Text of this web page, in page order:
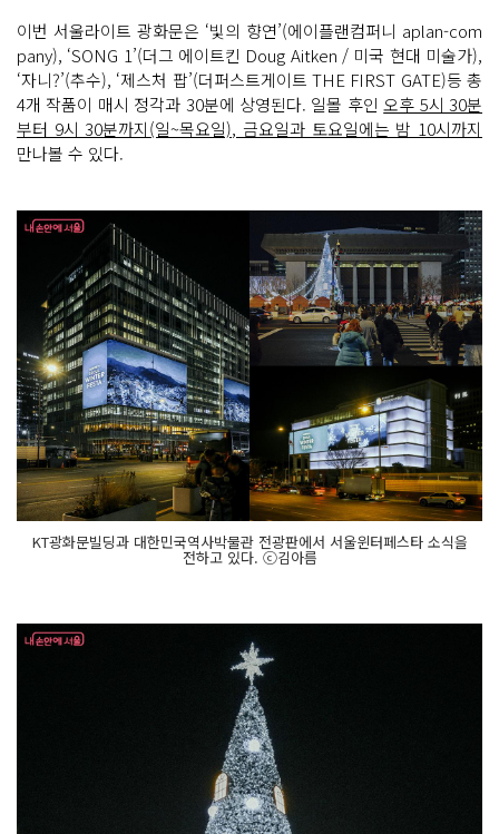
을 빌
리
지'와 '서
울
라
이
트 광
화
문'이 환
인 야
경
을 선
장
은 놓
칠 수 없
는 장
소
다. 개
막
일
인 1
2
일 금
요
일 저
녁, 광
은 이
른 시
에 마
이번 서울라이트 광화문은 ‘빛의 향연’(에이플랜컴퍼니 aplan-com
pany), ‘SONG 1’(더그 에이트킨 Doug Aitken / 미국 현대 미술가),
‘자니?’(추수), ‘제스처 팝’(더퍼스트게이트 THE FIRST GATE)등 총
4개 작품이 매시 정각과 30분에 상영된다. 일몰 후인오후 5시 30분
부터 9시 30분까지(일~목요일), 금요일과 토요일에는 밤 10시까지
만나볼 수 있다.
KT광화문빌딩과 대한민국역사박물관 전광판에서 서울윈터페스타 소식을
전하고 있다. ⓒ김아름